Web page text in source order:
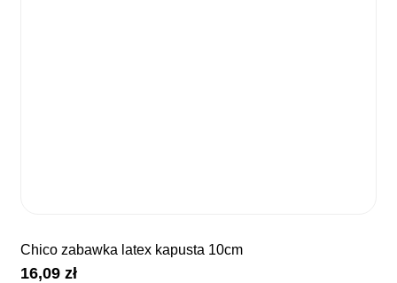
chico zabawka latex kapusta 10cm
16,09zł